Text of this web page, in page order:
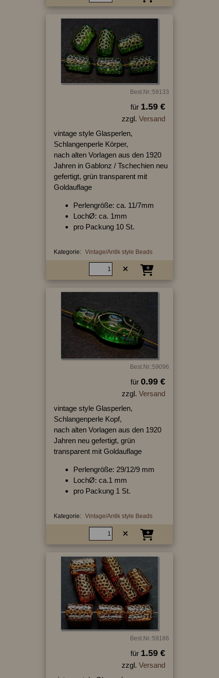
Best.Nr.:59133
für 1.59 €
zzgl. Versand
vintage style Glasperlen,
Schlangenperle Körper,
nach alten Vorlagen aus den 1920
Jahren in Gablonz / Tschechien neu
gefertigt, grün transparent mit
Goldauflage
Perlengröße: ca. 11/7mm
LochØ: ca. 1mm
pro Packung 10 St.
Kategorie: Vintage/Antik style Beads
Best.Nr.:59096
für 0.99 €
zzgl. Versand
vintage style Glasperlen,
Schlangenperle Kopf,
nach alten Vorlagen aus den 1920
Jahren neu gefertigt, grün
transparent mit Goldauflage
Perlengröße: 29/12/9 mm
LochØ: ca.1 mm
pro Packung 1 St.
Kategorie: Vintage/Antik style Beads
Best.Nr.:59186
für 1.59 €
zzgl. Versand